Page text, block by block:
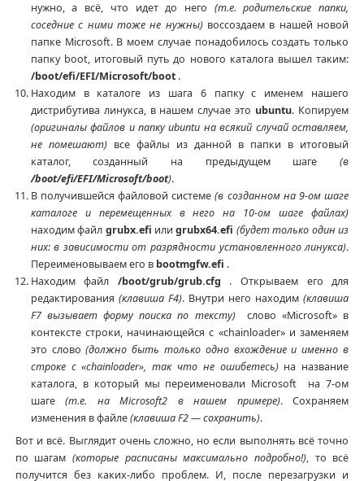
нужно, а всё, что идет до него (т.е. родительские папки,
соседние с ними тоже не нужны) воссоздаем в нашей новой
папке Microsoft. В моем случае понадобилось создать только
папку boot, итоговый путь до нового каталога вышел таким:
/boot/efi/EFI/Microsoft/boot.
Находим в каталоге из шага 6 папку с именем нашего
дистрибутива линукса, в нашем случае это ubuntu. Копируем
(оригиналы файлов и папку ubuntu на всякий случай оставляем,
не помешают) все файлы из данной в папки в итоговый
каталог, созданный на предыдущем шаге(в
/boot/efi/EFI/Microsoft/boot).
В получившейся файловой системе(в созданном на 9-ом шаге
каталоге и перемещенных в него на 10-ом шаге файлах)
находим файл grubx.efi илиgrubx64.efi (будет только один из
них: в зависимости от разрядности установленного линукса).
Переименовываем его в bootmgfw.efi .
Находим файл /boot/grub/grub.cfg . Открываем его для
редактирования (клавиша F4). Внутри него находим(клавиша
F7 вызывает форму поиска по тексту) слово «Microsoft» в
контексте строки, начинающейся с «chainloader» и заменяем
это слово(должно быть только одно вхождение и именно в
строке с «chainloader», так что не ошибетесь) на название
каталога, в который мы переименовали Microsoft на 7-ом
шаге(т.е. на Microsoft2 в нашем примере). Сохраняем
изменения в файле(клавиша F2 — сохранить).
Вот и всё. Выглядит очень сложно, но если выполнять всё точно
по шагам(которые расписаны максимально подробно!), то всё
получится без каких-либо проблем. И, после перезагрузки и